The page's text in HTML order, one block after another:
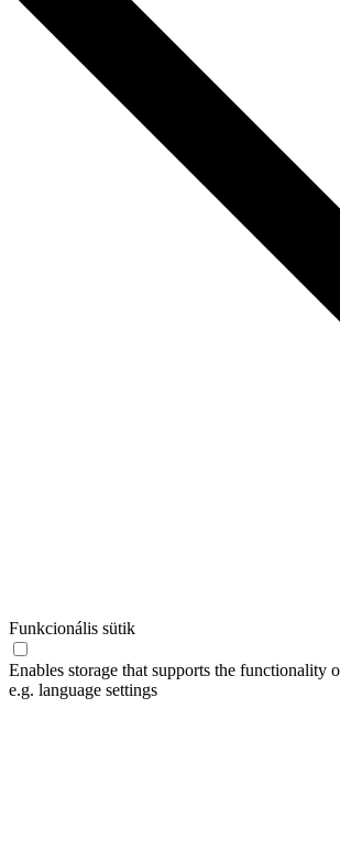
Funkcionális sütik
Enables storage that supports the functionality
e.g. language settings